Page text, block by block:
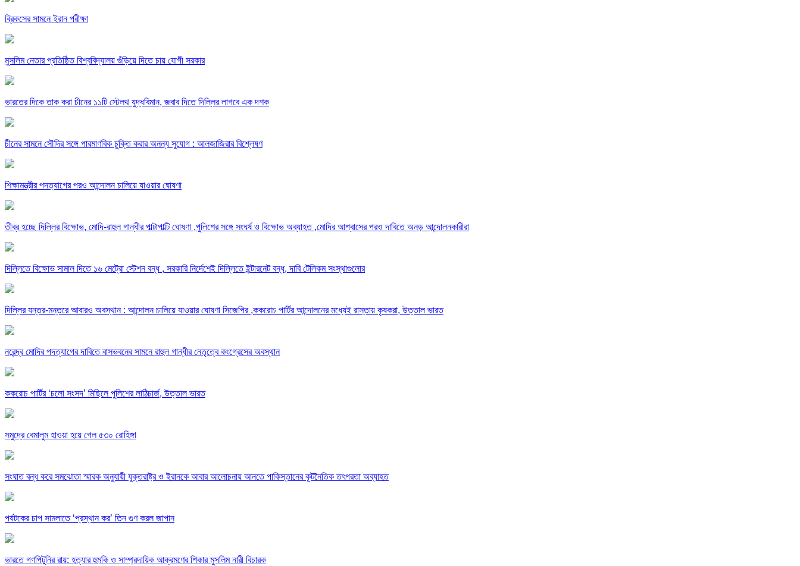
ব্রিকসের সামনে ইরান পরীক্ষা
মুসলিম নেতার প্রতিষ্ঠিত বিশ্ববিদ্যালয় গুঁড়িয়ে দিতে চায় যোগী সরকার
ভারতের দিকে তাক করা চীনের ১১টি স্টেলথ যুদ্ধবিমান, জবাব দিতে দিল্লির লাগবে এক দশক
চীনের সামনে সৌদির সঙ্গে পারমাণবিক চুক্তি করার অনন্য সুযোগ : আলজাজিরার বিশ্লেষণ
শিক্ষামন্ত্রীর পদত্যাগের পরও আন্দোলন চালিয়ে যাওয়ার ঘোষণা
তীব্র হচ্ছে দিল্লির বিক্ষোভ, মোদি-রাহুল গান্ধীর পাল্টাপাল্টি ঘোষণা ,পুলিশের সঙ্গে সংঘর্ষ ও বিক্ষোভ অব্যাহত ,মোদির আশ্বাসের পরও দাবিতে অনড় আন্দোলনকারীরা
দিল্লিতে বিক্ষোভ সামাল দিতে ১৬ মেট্রো স্টেশন বন্ধ , সরকারি নির্দেশেই দিল্লিতে ইন্টারনেট বন্ধ, দাবি টেলিকম সংস্থাগুলোর
দিল্লির যন্তর-মন্তরে আবারও অবস্থান : আন্দোলন চালিয়ে যাওয়ার ঘোষণা সিজেপির ,ককরোচ পার্টির আন্দোলনের মধ্যেই রাস্তায় কৃষকরা, উত্তাল ভারত
নরেন্দ্র মোদির পদত্যাগের দাবিতে বাসভবনের সামনে রাহুল গান্ধীর নেতৃত্বে কংগ্রেসের অবস্থান
ককরোচ পার্টির ‘চলো সংসদ’ মিছিলে পুলিশের লাঠিচার্জ, উত্তাল ভারত
সমুদ্রে বেমালুম হাওয়া হয়ে গেল ৫৩০ রোহিঙ্গা
সংঘাত বন্ধ করে সমঝোতা স্মারক অনুযায়ী যুক্তরাষ্ট্র ও ইরানকে আবার আলোচনায় আনতে পাকিস্তানের কূটনৈতিক তৎপরতা অব্যাহত
পর্যটকের চাপ সামলাতে ‘প্রস্থান কর’ তিন গুণ করল জাপান
ভারতে গণপিটুনির রায়: হত্যার হুমকি ও সাম্প্রদায়িক আক্রমণের শিকার মুসলিম নারী বিচারক